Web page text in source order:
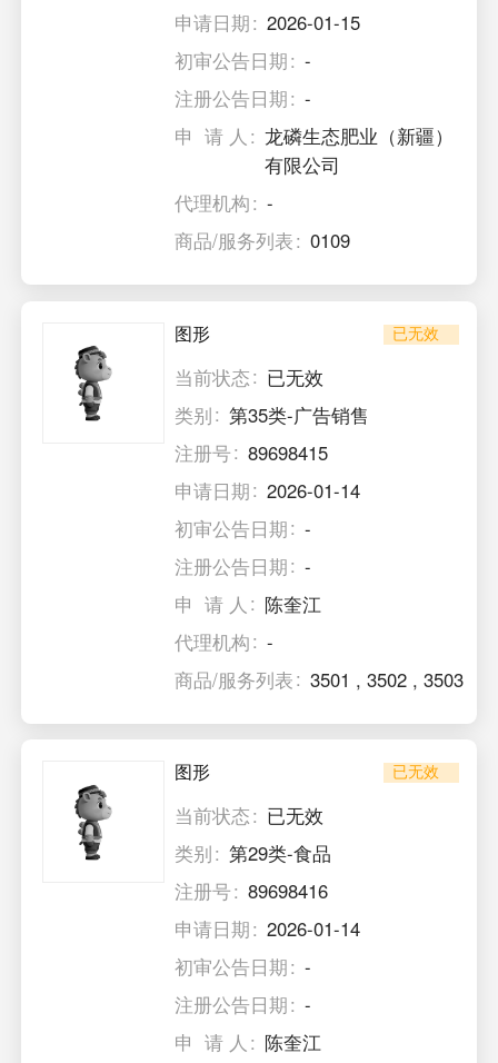
申请日期
2026-01-15
初审公告日期
-
注册公告日期
-
申 请 人
龙磷生态肥业（新疆）
有限公司
代理机构
-
商品/服务列表
0109
图形 已无效
当前状态
已无效
类别
第35类-广告销售
注册号
89698415
申请日期
2026-01-14
初审公告日期
-
注册公告日期
-
申 请 人
陈奎江
代理机构
-
商品/服务列表
3501 ,3502 ,3503
图形 已无效
当前状态
已无效
类别
第29类-食品
注册号
89698416
申请日期
2026-01-14
初审公告日期
-
注册公告日期
-
申 请 人
陈奎江